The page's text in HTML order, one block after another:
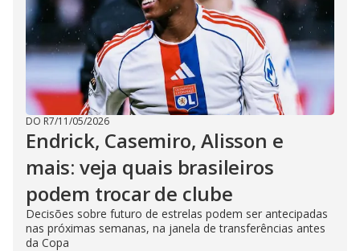
DO R7/11/05/2026
Endrick, Casemiro, Alisson e
mais: veja quais brasileiros
podem trocar de clube
Decisões sobre futuro de estrelas podem ser antecipadas
nas próximas semanas, na janela de transferências antes
da Copa